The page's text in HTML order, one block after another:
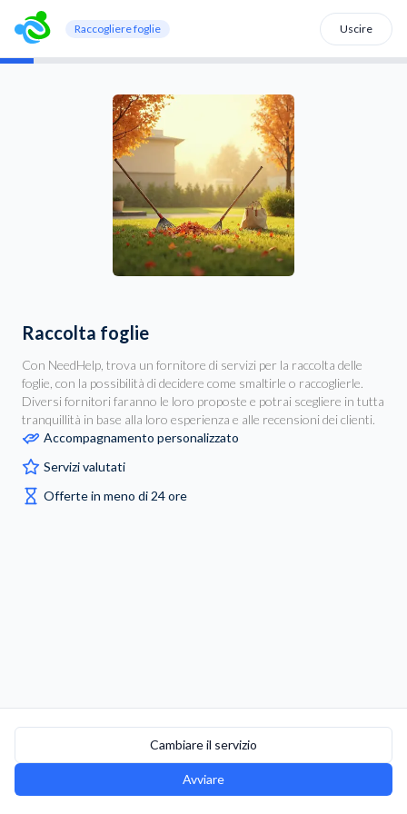
Raccogliere foglie Uscire
Raccolta foglie
Con NeedHelp, trova un fornitore di servizi per la raccolta delle
foglie, con la possibilità di decidere come smaltirle o raccoglierle.
Diversi fornitori faranno le loro proposte e potrai scegliere in tutta
tranquillità in base alla loro esperienza e alle recensioni dei clienti.
Accompagnamento personalizzato
Servizi valutati
Offerte in meno di 24 ore
Cambiare il servizio
Avviare